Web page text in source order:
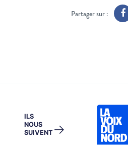
Partager sur :
ILS
NOUS
SUIVENT →